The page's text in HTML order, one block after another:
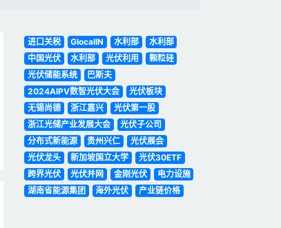
进口关税 GlocalIN 水利部
水利部
中国光伏
水利部 光伏利用
颗粒硅
光伏储能系统
巴斯夫
2024AIPV数智光伏大会
光伏板块
无锡尚德
浙江嘉兴
光伏第一股
浙江光储产业发展大会
光伏子公司
分布式新能源
贵州兴仁
光伏展会
光伏龙头
新加坡国立大学
光伏30ETF
跨界光伏
光伏并网 金刚光伏
电力设施
湖南省能源集团
海外光伏 产业链价格